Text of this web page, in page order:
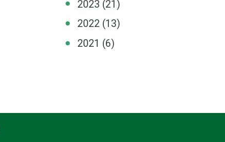
2023 (21)
2022 (13)
2021 (6)